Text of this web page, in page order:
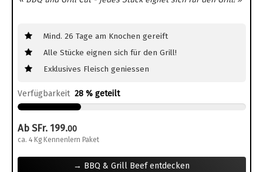
Mind. 26 Tage am Knochen gereift
Alle Stücke eignen sich für den Grill!
Exklusives Fleisch geniessen
Verfügbarkeit 28 % geteilt
Ab SFr. 199.00
ca. 4 Kg Kennenlern Paket
→ BBQ & Grill Beef entdecken